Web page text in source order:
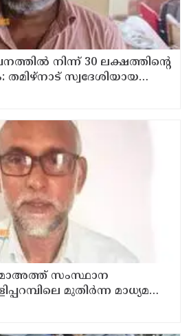
നിന്ന് 30 ലക്ഷത്തിന്റെ
സ്വദേശിയായ
പിടിയിൽ
സംസ്ഥാന
മുതിർന്ന മാധ്യമ
ബി എ അലി മൊഗ്രാൽ